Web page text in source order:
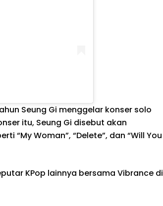
Seung Gi menggelar konser solo
itu, Seung Gi disebut akan
“My Woman”, “Delete”, dan “Will You
KPop lainnya bersama Vibrance di